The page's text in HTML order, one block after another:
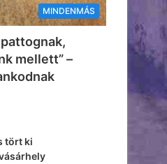
MINDENMÁS
mellett” –
tört ki